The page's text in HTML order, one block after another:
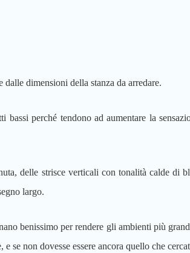
dimensioni della stanza da arredare.
bassi perché tendono ad aumentare la
delle strisce verticali con tonalità calde di
largo.
benissimo per rendere gli ambienti più
se non dovesse essere ancora quello che